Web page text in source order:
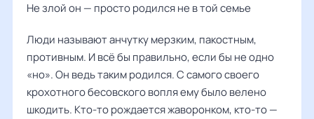
Не злой он — просто родился не в той семье
Люди называют анчутку мерзким, пакостным,
противным. И всё бы правильно, если бы не одно
«но». Он ведь таким родился. С самого своего
крохотного бесовского вопля ему было велено
шкодить. Кто-то рождается жаворонком, кто-то —